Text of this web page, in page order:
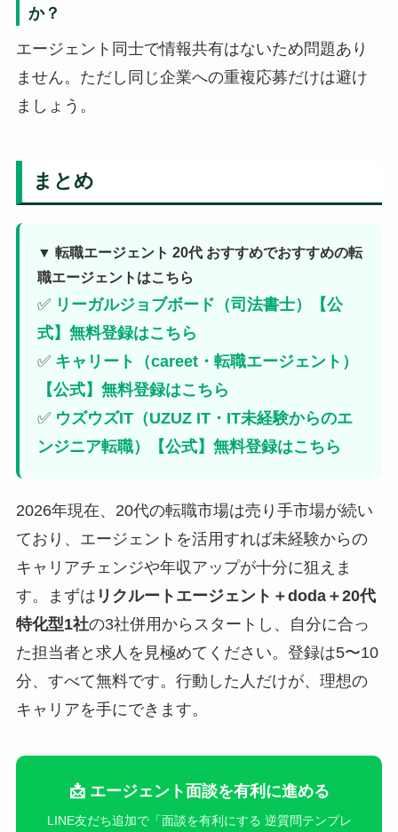
か？
エージェント同士で情報共有はないため問題あり
ません。ただし同じ企業への重複応募だけは避け
ましょう。
まとめ
▼ 転職エージェント 20代 おすすめでおすすめの転
職エージェントはこちら
✅ リーガルジョブボード（司法書士）【公
式】無料登録はこちら
✅ キャリート（careet・転職エージェント）
【公式】無料登録はこちら
✅ ウズウズIT（UZUZ IT・IT未経験からのエ
ンジニア転職）【公式】無料登録はこちら
2026年現在、20代の転職市場は売り手市場が続い
ており、エージェントを活用すれば未経験からの
キャリアチェンジや年収アップが十分に狙えま
す。まずは リクルートエージェント＋doda＋20代
特化型1社の3社併用からスタートし、自分に合っ
た担当者と求人を見極めてください。登録は5〜10
分、すべて無料です。行動した人だけが、理想の
キャリアを手にできます。
📩 エージェント面談を有利に進める
LINE友だち追加で「面談を有利にする 逆質問テンプレ